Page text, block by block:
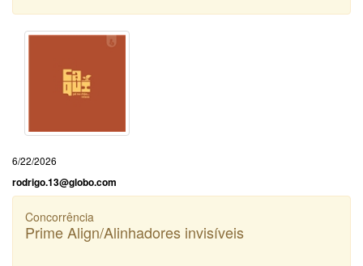
6/22/2026
rodrigo.13@globo.com
Concorrência
Prime Align/Alinhadores invisíveis